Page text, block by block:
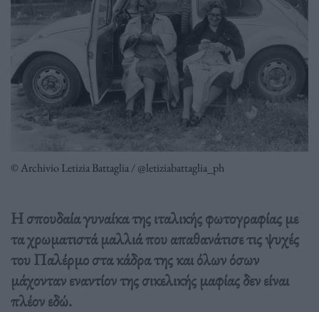
© Archivio Letizia Battaglia / @letiziabattaglia_ph
Η σπουδαία γυναίκα της ιταλικής φωτογραφίας με
τα χρωματιστά μαλλιά που απαθανάτισε τις ψυχές
του Παλέρμο στα κάδρα της και όλων όσων
μάχονταν εναντίον της σικελικής μαφίας δεν είναι
πλέον εδώ.